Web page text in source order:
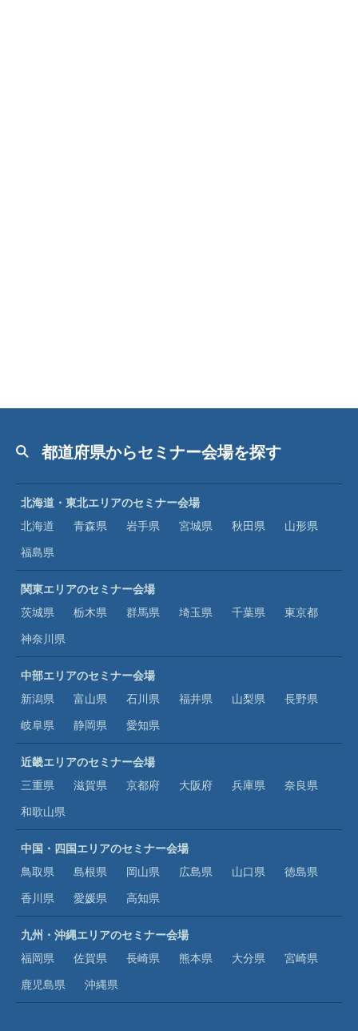
都道府県からセミナー会場を探す
北海道・東北エリアのセミナー会場
北海道
青森県 岩手県 宮城県 秋田県
山形県
福島県
関東エリアのセミナー会場
茨城県
栃木県 群馬県 埼玉県 千葉県
東京都
神奈川県
中部エリアのセミナー会場
新潟県
富山県 石川県 福井県 山梨県
長野県
岐阜県
静岡県 愛知県
近畿エリアのセミナー会場
三重県
滋賀県 京都府 大阪府 兵庫県
奈良県
和歌山県
中国・四国エリアのセミナー会場
鳥取県
島根県 岡山県 広島県 山口県
徳島県
香川県
愛媛県 高知県
九州・沖縄エリアのセミナー会場
福岡県
佐賀県 長崎県 熊本県 大分県
宮崎県
鹿児島県
沖縄県